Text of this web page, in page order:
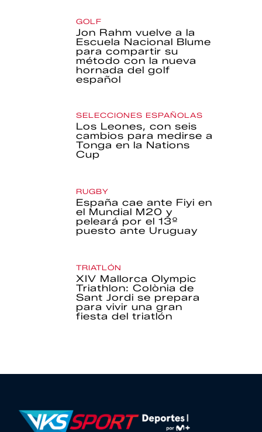
GOLF
Jon Rahm vuelve a la
Escuela Nacional Blume
para compartir su
método con la nueva
hornada del golf
español
SELECCIONES ESPAÑOLAS
Los Leones, con seis
cambios para medirse a
Tonga en la Nations
Cup
RUGBY
España cae ante Fiyi en
el Mundial M20 y
peleará por el 13º
puesto ante Uruguay
TRIATLÓN
XIV Mallorca Olympic
Triathlon: Colònia de
Sant Jordi se prepara
para vivir una gran
fiesta del triatlón